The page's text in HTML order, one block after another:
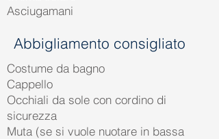
Asciugamani
Abbigliamento consigliato
Costume da bagno
Cappello
Occhiali da sole con cordino di
sicurezza
Muta (se si vuole nuotare in bassa